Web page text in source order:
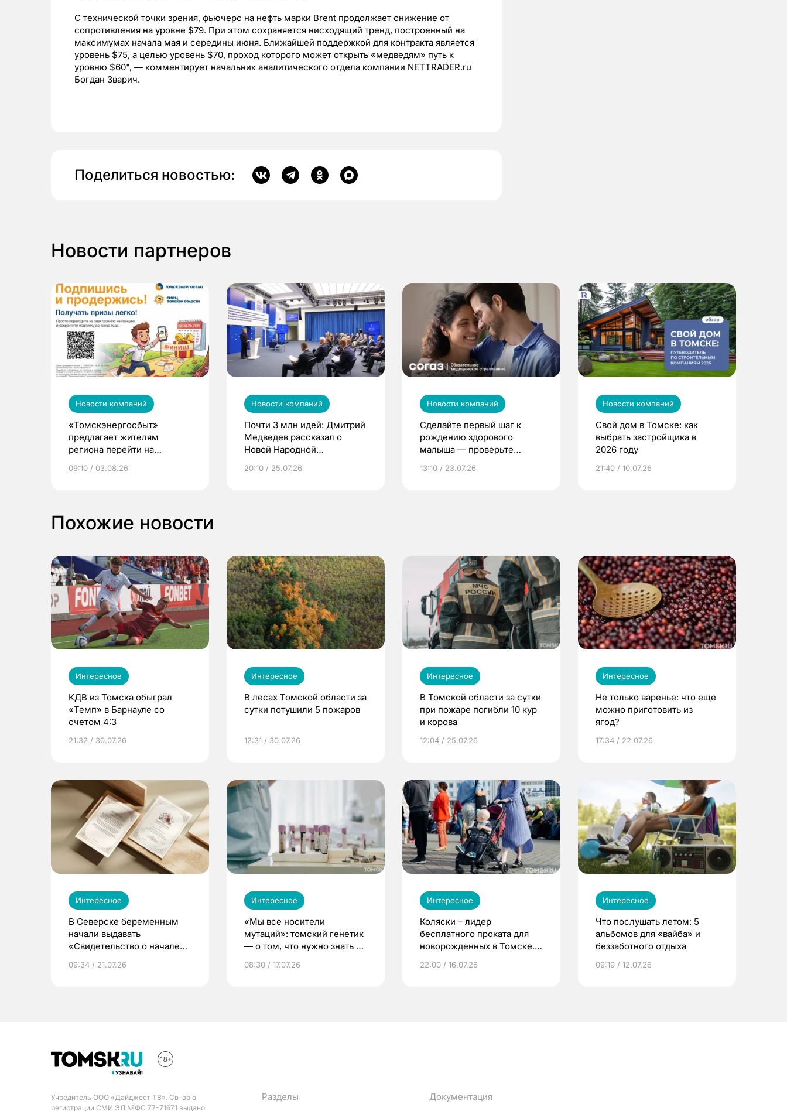
С технической точки зрения, фьючерс на нефть марки Brent продолжает снижение от
сопротивления на уровне $79. При этом сохраняется нисходящий тренд, построенный на
максимумах начала мая и середины июня. Ближайшей поддержкой для контракта является
уровень $75, а целью уровень $70, проход которого может открыть «медведям» путь к
уровню $60", — комментирует начальник аналитического отдела компании NETTRADER.ru
Богдан Зварич.
Поделиться новостью:
Новости партнеров
Новости компаний
«Томскэнергосбыт»
предлагает жителям
региона перейти на
выиграть призы
09:10 / 03.08.26
Новости компаний
Почти 3 млн идей: Дмитрий
Медведев рассказал о
Новой Народной
20:10 / 25.07.26
Новости компаний
Сделайте первый шаг к
рождению здорового
малыша — проверьте
по ОМС!
13:10 / 23.07.26
Новости компаний
Свой дом в Томске: как
выбрать застройщика в
2026 году
21:40 / 10.07.26
Похожие новости
Интересное
КДВ из Томска обыграл
«Темп» в Барнауле со
счетом 4:3
21:32 / 30.07.26
Интересное
В лесах Томской области за
сутки потушили 5 пожаров
12:31 / 30.07.26
Интересное
В Томской области за сутки
при пожаре погибли 10 кур
и корова
12:04 / 25.07.26
Интересное
Не только варенье: что еще
можно приготовить из
ягод?
17:34 / 22.07.26
Интересное
В Северске беременным
начали выдавать
«Свидетельство о начале
09:34 / 21.07.26
Интересное
«Мы все носители
мутаций»: томский генетик
— о том, что нужно знать до
08:30 / 17.07.26
Интересное
Коляски – лидер
бесплатного проката для
новорожденных в Томске.
22:00 / 16.07.26
Интересное
Что послушать летом: 5
альбомов для «вайба» и
беззаботного отдыха
09:19 / 12.07.26
Учредитель ООО «Дайджест ТВ». Св-во о
регистрации СМИ ЭЛ №ФС 77-71671 выдано
Разделы
Документация